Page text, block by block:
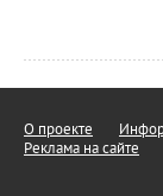
О проекте
Реклама на сайте